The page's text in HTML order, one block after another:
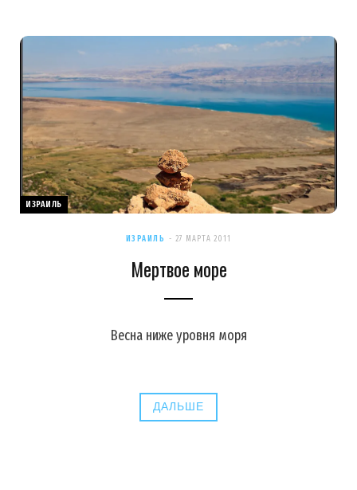
ИЗРАИЛЬ
ИЗРАИЛЬ 27 МАРТА 2011
Мертвое море
Весна ниже уровня моря
ДАЛЬШЕ